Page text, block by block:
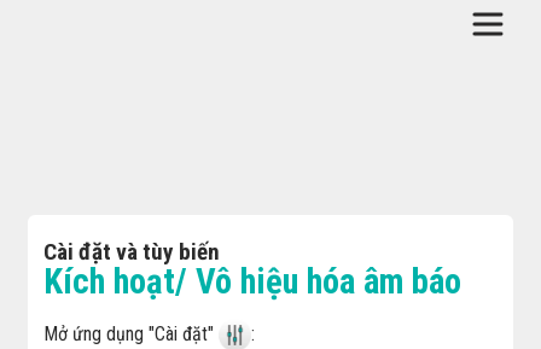
Cài đặt và tùy biến
Kích hoạt/ Vô hiệu hóa âm báo
Mở ứng dụng "Cài đặt"
: